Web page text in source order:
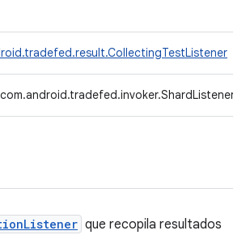
com.android.tradefed.invoker.ShardListener
que recopila resultados